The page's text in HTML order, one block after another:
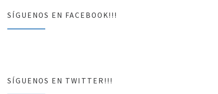
SÍGUENOS EN FACEBOOK!!!
SÍGUENOS EN TWITTER!!!